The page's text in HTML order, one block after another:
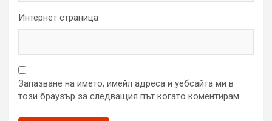
Интернет страница
Запазване на името, имейл адреса и уебсайта ми в
този браузър за следващия път когато коментирам.